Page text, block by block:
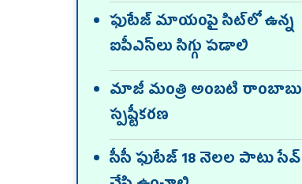
ఫుటేజ్‌ మాయంపై సిట్‌లో ఉన్న
ఐపీఎస్‌లు సిగ్గు పడాలి
మాజీ మంత్రి అంబటి రాంబాబు
స్పష్టీకరణ
సీసీ ఫుటేజ్‌ 18 నెలల పాటు సేవ్‌